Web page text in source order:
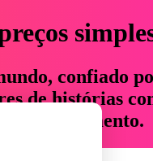
confiado
de histórias
e orçamento.